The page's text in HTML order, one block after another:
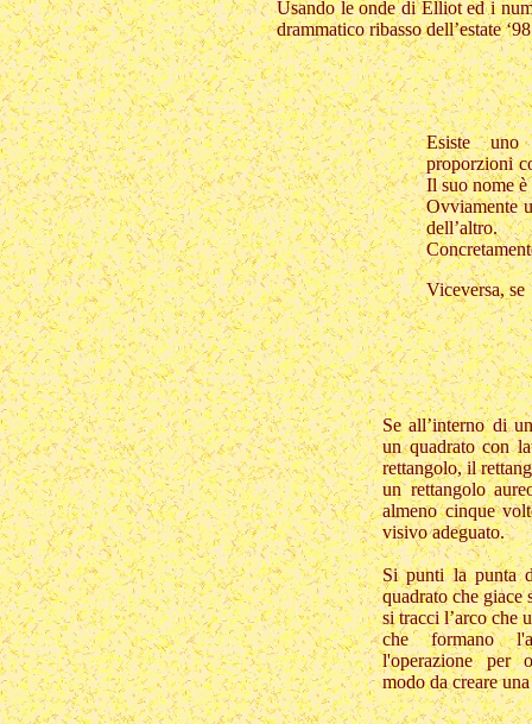
Usando le onde di Elliot ed i
drammatico ribasso dell’estate
Esiste
proporzioni
Il suo nome è
Ovviamente
dell’altro.
Viceversa,
Se all’interno di
un quadrato con
rettangolo, il
un rettangolo
almeno cinque
visivo adeguato.
Si punti la punta
quadrato che giace
si tracci l’arco che
che formano
l'operazione per
modo da creare